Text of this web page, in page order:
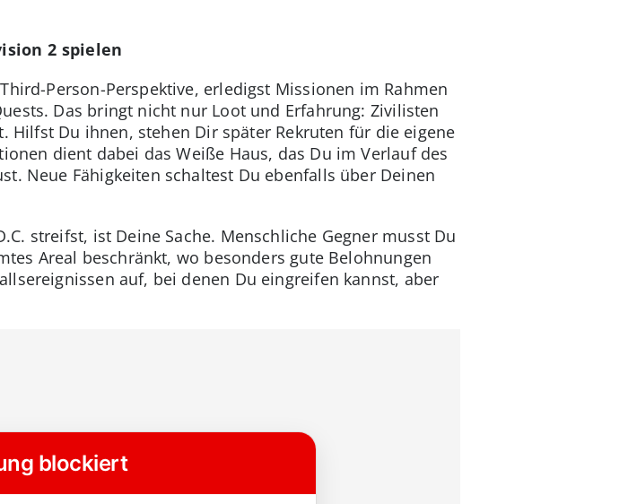
2 spielen
Person-Perspektive, erledigst Missionen im Rahmen
Das bringt nicht nur Loot und Erfahrung: Zivilisten
Hilfst Du ihnen, stehen Dir später Rekruten für die eigene
dient dabei das Weiße Haus, das Du im Verlauf des
Neue Fähigkeiten schaltest Du ebenfalls über Deinen
streifst, ist Deine Sache. Menschliche Gegner musst Du
Areal beschränkt, wo besonders gute Belohnungen
auf, bei denen Du eingreifen kannst, aber